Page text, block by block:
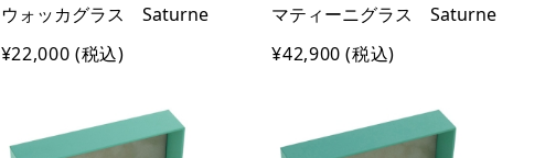
ウォッカグラス Saturne
¥22,000 (税込)
マティーニグラス Saturne
¥42,900 (税込)